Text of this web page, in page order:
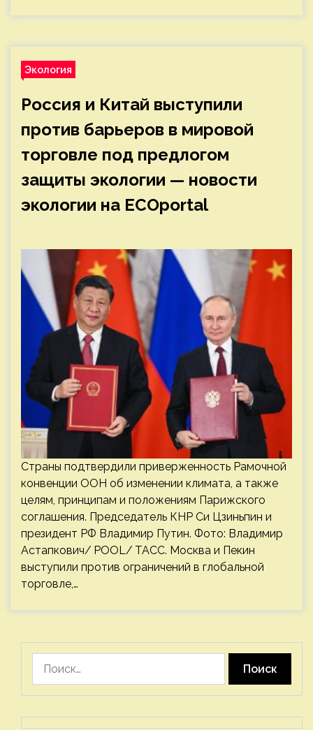
Экология
Россия и Китай выступили
против барьеров в мировой
торговле под предлогом
защиты экологии — новости
экологии на ECOportal
Страны подтвердили приверженность Рамочной
конвенции ООН об изменении климата, а также
целям, принципам и положениям Парижского
соглашения. Председатель КНР Си Цзиньпин и
президент РФ Владимир Путин. Фото: Владимир
Астапкович/ POOL/ ТАСС. Москва и Пекин
выступили против ограничений в глобальной
торговле,…